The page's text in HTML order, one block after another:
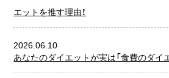
エットを推す理由！
あなたのダイエットが実は「食費のダイエ
2026.06.10